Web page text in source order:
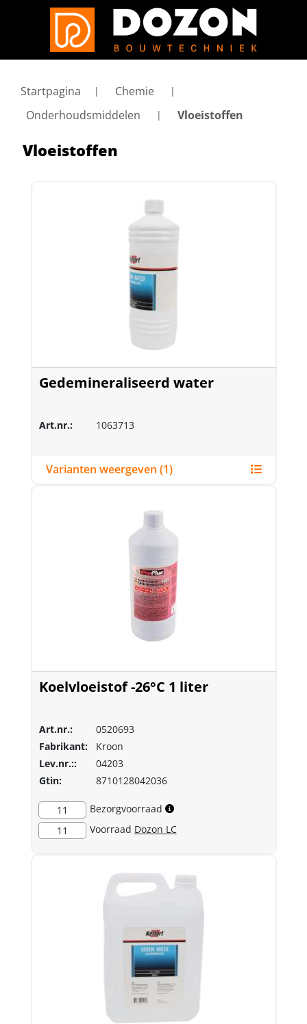
Startpagina
Chemie
Onderhoudsmiddelen
Vloeistoffen
Vloeistoffen
Gedemineraliseerd water
Art.nr.: 1063713
Varianten weergeven (1)
Koelvloeistof -26°C 1 liter
Art.nr.:
0520693
Fabrikant:
Kroon
Lev.nr.::
04203
Gtin:
8710128042036
11
Bezorgvoorraad
11
Voorraad Dozon LC